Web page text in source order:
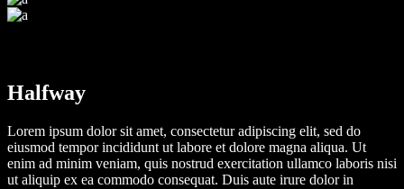
Halfway
Lorem ipsum dolor sit amet, consectetur adipiscing elit, sed do
eiusmod tempor incididunt ut labore et dolore magna aliqua. Ut
enim ad minim veniam, quis nostrud exercitation ullamco laboris nisi
ut aliquip ex ea commodo consequat. Duis aute irure dolor in